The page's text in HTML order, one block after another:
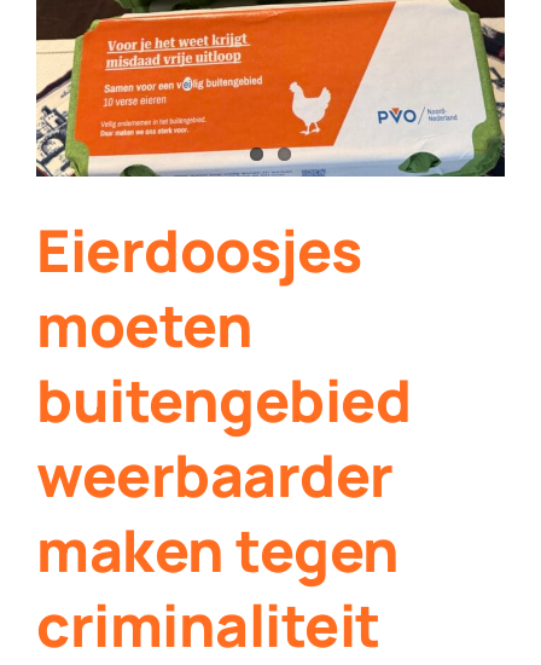
Contact
Plaats je eigen nieuws
Eierdoosjes
moeten
buitengebied
weerbaarder
maken tegen
criminaliteit